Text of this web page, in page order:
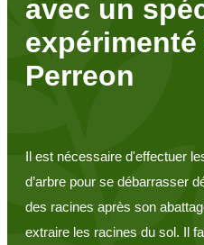
avec un
expérimenté
Perreon
Il est nécessaire d'effectuer
d’arbre pour se débarrasser
des racines après son
extraire les racines du sol. Il